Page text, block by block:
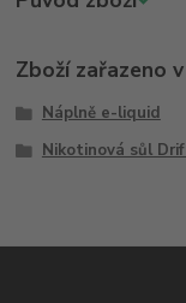
Zboží zařazeno
Náplně e-liquid
Nikotinová sůl